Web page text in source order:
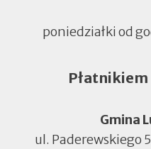
poniedziałki od
Gmina
ul. Paderewskiego